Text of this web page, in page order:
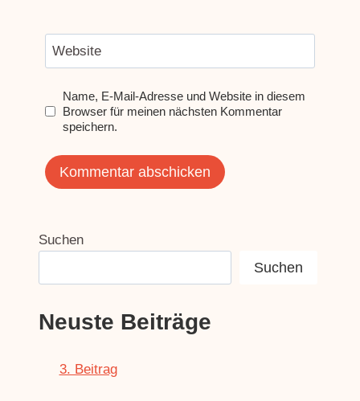
Website
Name, E-Mail-Adresse und Website in diesem
Browser für meinen nächsten Kommentar
speichern.
Suchen
Suchen
Neuste Beiträge
3. Beitrag